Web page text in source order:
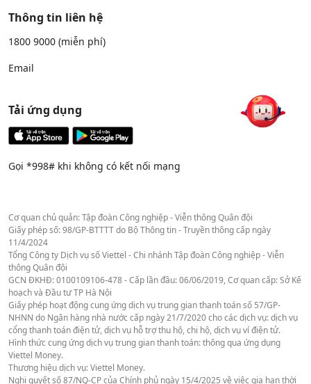
Thông tin liên hệ
1800 9000 (miễn phí)
Email
Tải ứng dụng
Gọi *998# khi không có kết nối mạng
Cơ quan chủ quản: Tập đoàn Công nghiệp - Viễn thông Quân đội
Giấy phép số: 98/GP-BTTTT do Bộ Thông tin - Truyền thông cấp ngày
11/4/2024
Tổng Công ty Dịch vụ số Viettel - Chi nhánh Tập đoàn Công nghiệp - Viễn
thông Quân đội
GCN ĐKHĐ: 0100109106-478 - Cấp lần đầu: 06/06/2019, Cơ quan cấp: Sở Kế
hoạch và Đầu tư TP Hà Nội
Giấy phép hoạt động cung ứng dịch vụ trung gian thanh toán số 57/GP-
NHNN do Ngân hàng nhà nước cấp ngày 21/7/2020 cho các dịch vụ: dịch vụ
cổng thanh toán điện tử, dịch vụ hỗ trợ thu hộ, chi hộ, dịch vụ ví điện tử.
Hình thức cung ứng dịch vụ trung gian thanh toán: thông qua ứng dụng
Viettel Money.
Thương hiệu dịch vụ: Viettel Money.
Nghị quyết số 87/NQ-CP của Chính phủ ngày 15/4/2025 về việc gia hạn thời